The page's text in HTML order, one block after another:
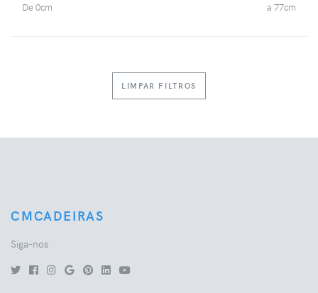
De0cm a 77cm
LIMPAR FILTROS
CMCADEIRAS
Siga-nos